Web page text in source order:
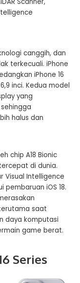
canggih, dan
terkecuali. iPhone
iPhone 16
inci. Kedua model
yang
halus dan
chip A18 Bionic
di dunia.
Visual Intelligence
pembaruan iOS 18.
saat
daya komputasi
game berat.
Series